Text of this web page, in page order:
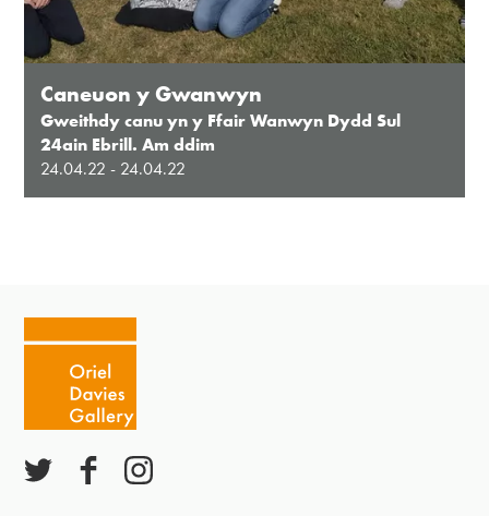
Caneuon y Gwanwyn
Gweithdy canu yn y Ffair Wanwyn Dydd Sul
24ain Ebrill. Am ddim
24.04.22 - 24.04.22